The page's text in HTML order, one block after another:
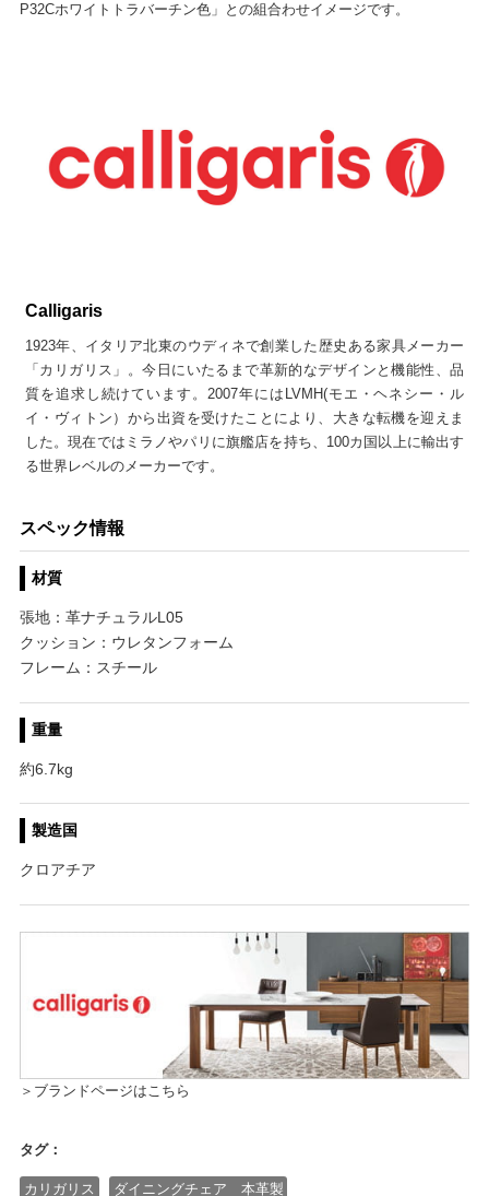
P32Cホワイトトラバーチン色」との組合わせイメージです。
Calligaris
1923年、イタリア北東のウディネで創業した歴史ある家具メーカー
「カリガリス」。今日にいたるまで革新的なデザインと機能性、品
質を追求し続けています。2007年にはLVMH(モエ・ヘネシー・ル
イ・ヴィトン）から出資を受けたことにより、大きな転機を迎えま
した。現在ではミラノやパリに旗艦店を持ち、100カ国以上に輸出す
る世界レベルのメーカーです。
スペック情報
材質
張地：革ナチュラルL05
クッション：ウレタンフォーム
フレーム：スチール
重量
約6.7kg
製造国
クロアチア
＞ブランドページはこちら
タグ：
カリガリス ダイニングチェア 本革製